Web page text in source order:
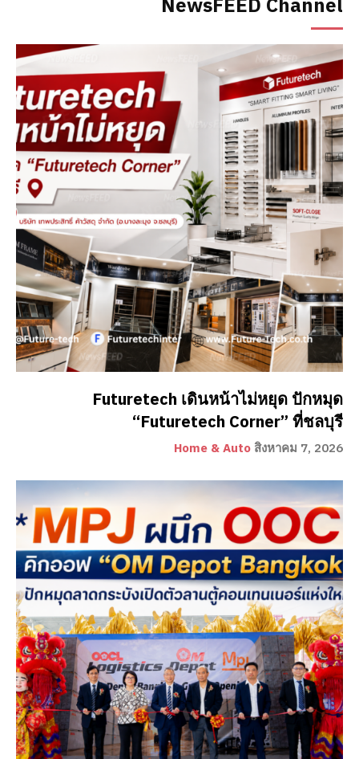
Futuretech เดินหน้าไม่หยุด ปักหมุด
“Futuretech Corner” ที่ชลบุรี
Home & Auto สิงหาคม 7, 2026